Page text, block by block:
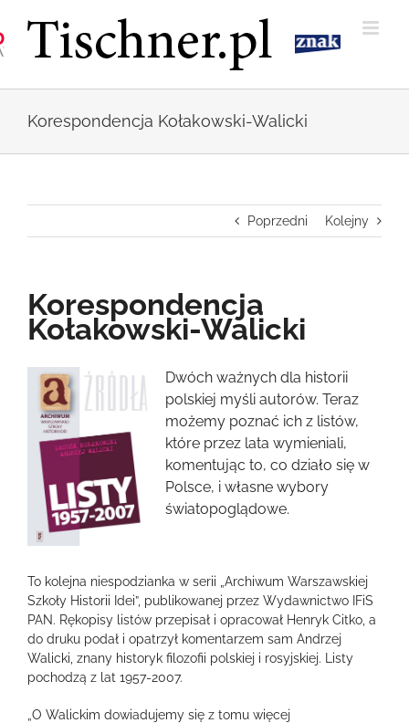
zawartości
Korespondencja Kołakowski-Walicki
Poprzedni Kolejny
Korespondencja
Kołakowski-Walicki
Pokaż
większy
obrazek
Dwóch ważnych dla historii
polskiej myśli autorów. Teraz
możemy poznać ich z listów,
które przez lata wymieniali,
komentując to, co działo się w
Polsce, i własne wybory
światopoglądowe.
To kolejna niespodzianka w serii „Archiwum Warszawskiej
Szkoły Historii Idei”, publikowanej przez Wydawnictwo IFiS
PAN. Rękopisy listów przepisał i opracował Henryk Citko, a
do druku podał i opatrzył komentarzem sam Andrzej
Walicki, znany historyk filozofii polskiej i rosyjskiej. Listy
pochodzą z lat 1957-2007.
„O Walickim dowiadujemy się z tomu więcej